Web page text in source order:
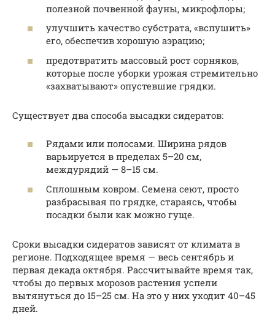
полезной почвенной фауны, микрофлоры;
улучшить качество субстрата, «вспушить»
его, обеспечив хорошую аэрацию;
предотвратить массовый рост сорняков,
которые после уборки урожая стремительно
«захватывают» опустевшие грядки.
Существует два способа высадки сидератов:
Рядами или полосами. Ширина рядов
варьируется в пределах 5–20 см,
междурядий — 8–15 см.
Сплошным ковром. Семена сеют, просто
разбрасывая по грядке, стараясь, чтобы
посадки были как можно гуще.
Сроки высадки сидератов зависят от климата в
регионе. Подходящее время — весь сентябрь и
первая декада октября. Рассчитывайте время так,
чтобы до первых морозов растения успели
вытянуться до 15–25 см. На это у них уходит 40–45
дней.